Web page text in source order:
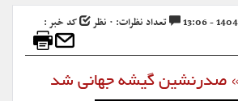
تعداد نظرات: ۰ نظر
کد خبر :
صدرنشین گیشه جهانی شد